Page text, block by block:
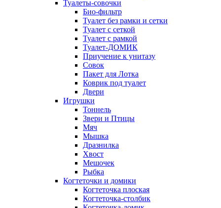
Туалеты-совочки
Био-фильтр
Туалет без рамки и сетки
Туалет с сеткой
Туалет с рамкой
Туалет-ДОМИК
Приучение к унитазу
Совок
Пакет для Лотка
Коврик под туалет
Двери
Игрушки
Тоннель
Звери и Птицы
Мяч
Мышка
Дразнилка
Хвост
Мешочек
Рыбка
Когтеточки и домики
Когтеточка плоская
Когтеточка-столбик